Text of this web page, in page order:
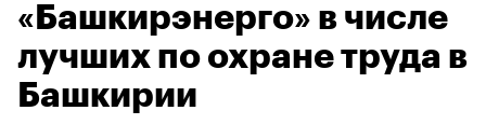
«Башкирэнерго» в числе
лучших по охране труда в
Башкирии